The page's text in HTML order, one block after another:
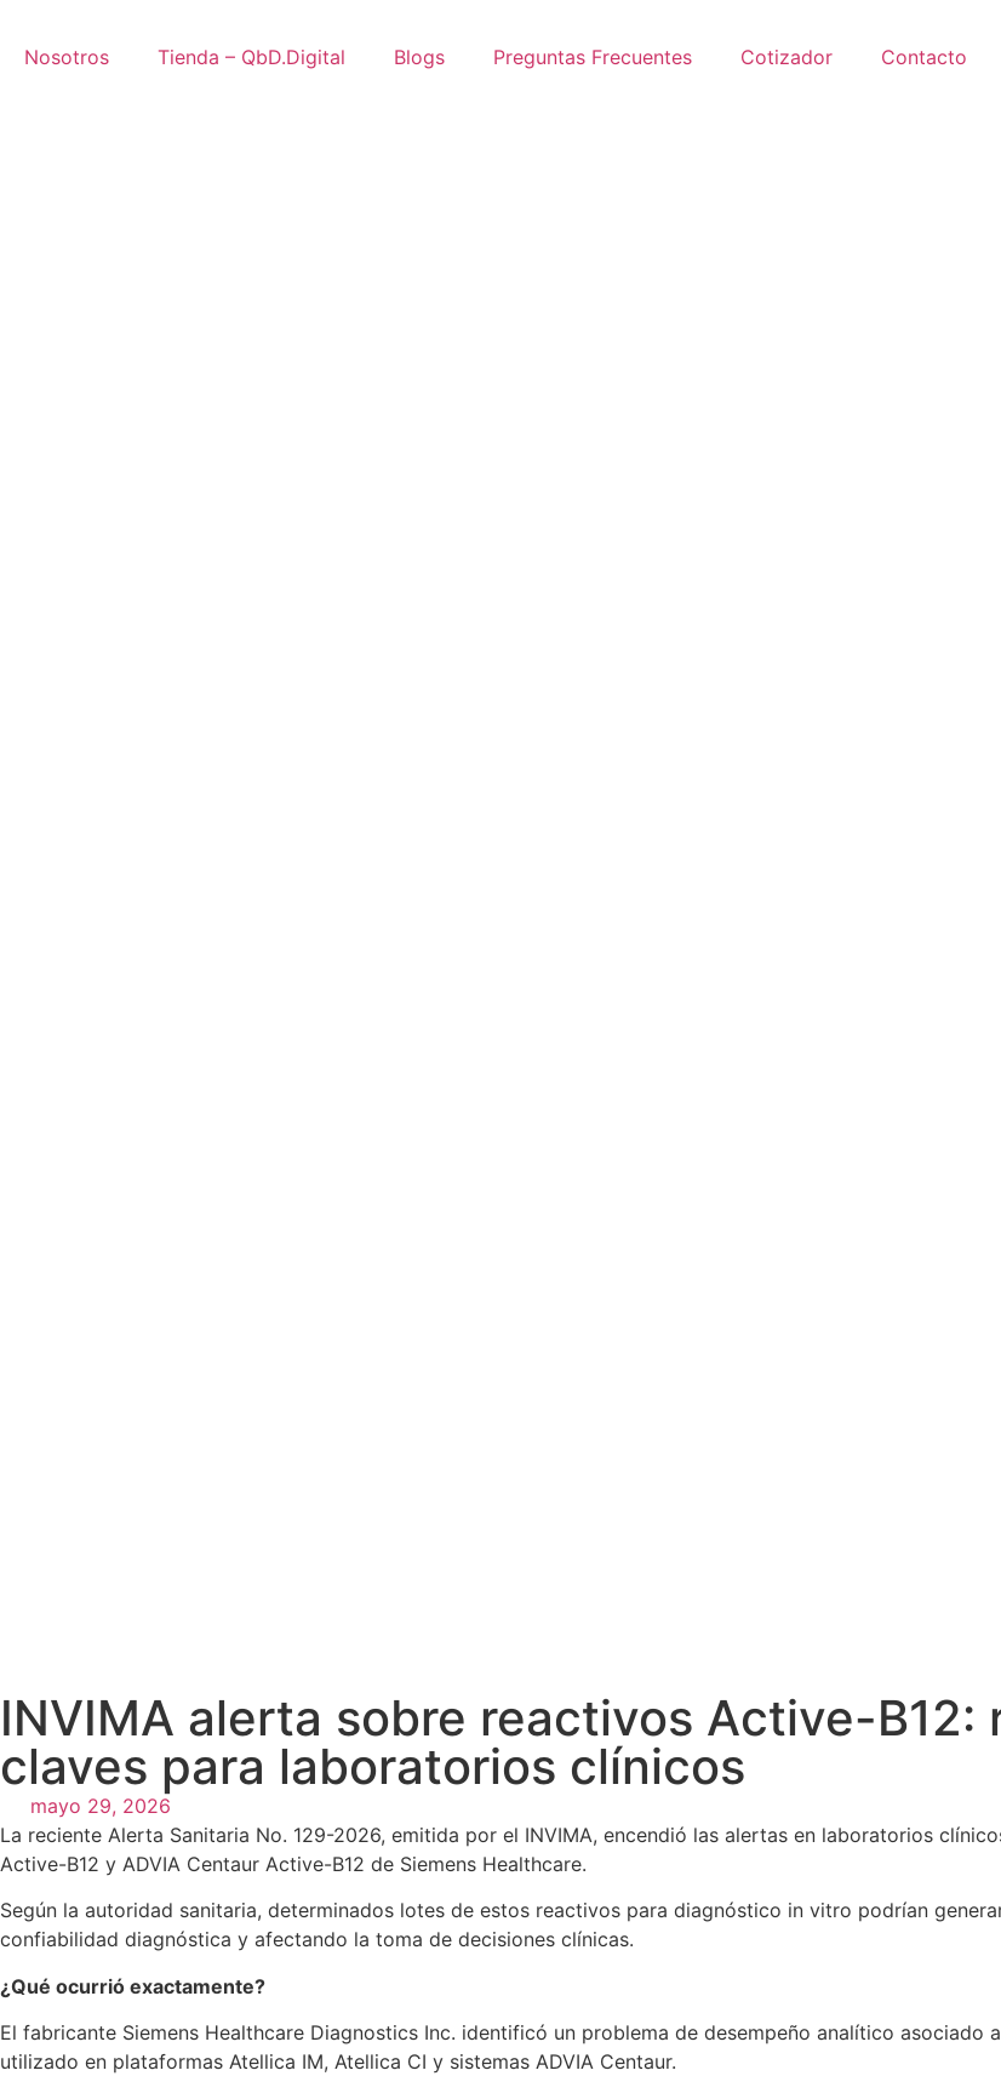
Nosotros Tienda – QbD.Digital Blogs Preguntas Frecuentes Cotizador Contacto
INVIMA alerta sobre reactivos Active-
claves para laboratorios clínicos
mayo 29, 2026
La reciente Alerta Sanitaria No. 129-2026, emitida por el INVIMA, encendió las alertas en laboratorios
Active-B12 y ADVIA Centaur Active-B12 de Siemens Healthcare.
Según la autoridad sanitaria, determinados lotes de estos reactivos para diagnóstico in vitro podrían
confiabilidad diagnóstica y afectando la toma de decisiones clínicas.
¿Qué ocurrió exactamente?
El fabricante Siemens Healthcare Diagnostics Inc. identificó un problema de desempeño analítico
utilizado en plataformas Atellica IM, Atellica CI y sistemas ADVIA Centaur.